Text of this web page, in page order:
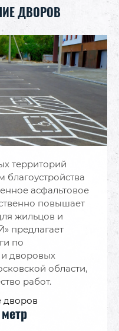
ДВОРОВ
территорий
благоустройства
асфальтовое
повышает
жильцов и
предлагает
по
дворовых
области,
работ.
дворов